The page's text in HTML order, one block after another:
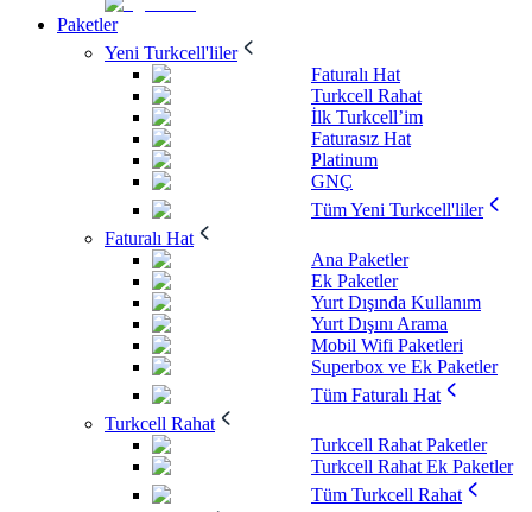
Paketler
Yeni Turkcell'liler
Faturalı Hat
Turkcell Rahat
İlk Turkcell’im
Faturasız Hat
Platinum
GNÇ
Tüm Yeni Turkcell'liler
Faturalı Hat
Ana Paketler
Ek Paketler
Yurt Dışında Kullanım
Yurt Dışını Arama
Mobil Wifi Paketleri
Superbox ve Ek Paketler
Tüm Faturalı Hat
Turkcell Rahat
Turkcell Rahat Paketler
Turkcell Rahat Ek Paketler
Tüm Turkcell Rahat